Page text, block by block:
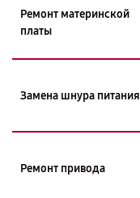
Ремонт материнской
платы
Замена шнура питания
Ремонт привода